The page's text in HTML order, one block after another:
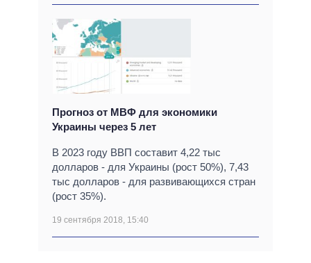
Прогноз от МВФ для экономики
Украины через 5 лет
В 2023 году ВВП составит 4,22 тыс
долларов - для Украины (рост 50%), 7,43
тыс долларов - для развивающихся стран
(рост 35%).
19 сентября 2018, 15:40